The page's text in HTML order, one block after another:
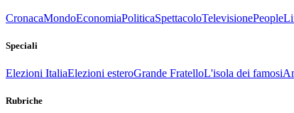
CronacaMondoEconomiaPoliticaSpettacoloTelevisionePeople
Speciali
Elezioni ItaliaElezioni esteroGrande FratelloL'isola dei famosi
Rubriche